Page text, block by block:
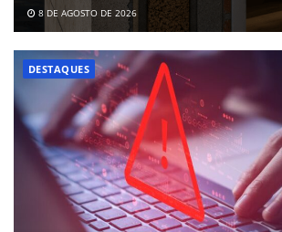
8 DE AGOSTO DE 2026
DESTAQUES